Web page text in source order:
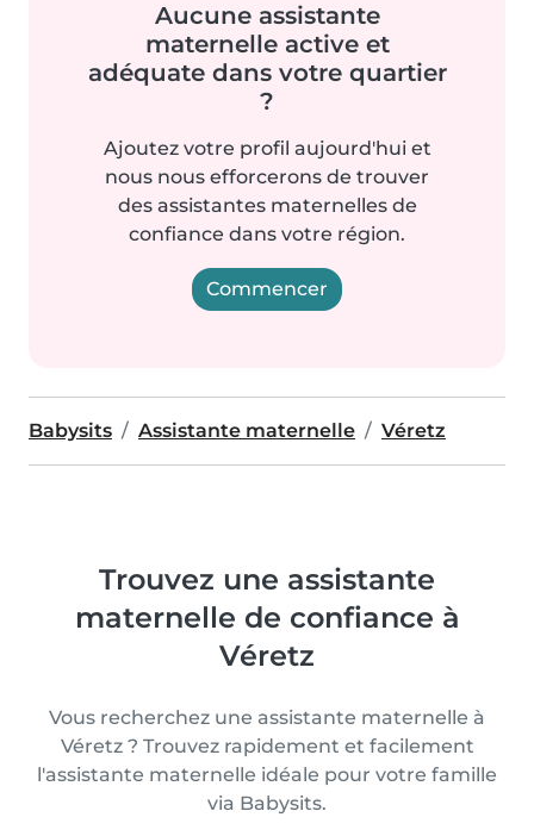
Aucune assistante
maternelle active et
adéquate dans votre quartier
?
Ajoutez votre profil aujourd'hui et
nous nous efforcerons de trouver
des assistantes maternelles de
confiance dans votre région.
Commencer
Babysits Assistante maternelle Véretz
Trouvez une assistante
maternelle de confiance à
Véretz
Vous recherchez une assistante maternelle à
Véretz ? Trouvez rapidement et facilement
l'assistante maternelle idéale pour votre famille
via Babysits.